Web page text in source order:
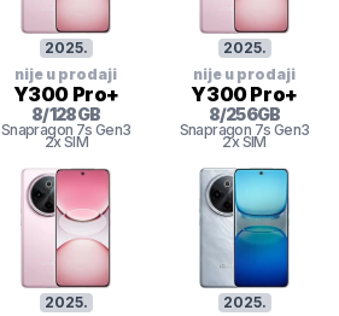
2025.
nije u prodaji
Y300 Pro+
8/128GB
Snapragon 7s Gen3
2x SIM
2025.
nije u prodaji
Y300 Pro+
8/256GB
Snapragon 7s Gen3
2x SIM
2025.
2025.